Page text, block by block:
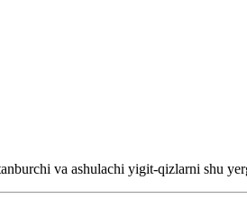
va ashulachi yigit-qizlarni shu